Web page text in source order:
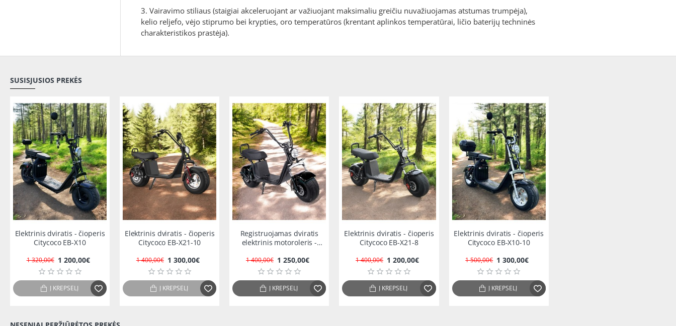
3. Vairavimo stiliaus (staigiai akceleruojant ar važiuojant maksimaliu greičiu nuvažiuojamas atstumas trumpėja),
kelio reljefo, vėjo stiprumo bei krypties, oro temperatūros (krentant aplinkos temperatūrai, ličio baterijų techninės
charakteristikos prastėja).
SUSISJUSIOS PREKĖS
-9%
IŠPARDUOTA
Elektrinis dviratis - čioperis
Citycoco EB-X10
1 200,00€
1 320,00€
Į KREPŠELĮ
-7%
IŠPARDUOTA
Elektrinis dviratis - čioperis
Citycoco EB-X21-10
1 300,00€
1 400,00€
Į KREPŠELĮ
-11%
Registruojamas dviratis
elektrinis motoroleris -
1 250,00€
1 400,00€
Į KREPŠELĮ
-14%
Elektrinis dviratis - čioperis
Citycoco EB-X21-8
1 200,00€
1 400,00€
Į KREPŠELĮ
-13%
Elektrinis dviratis - čioperis
Citycoco EB-X10-10
1 300,00€
1 500,00€
Į KREPŠELĮ